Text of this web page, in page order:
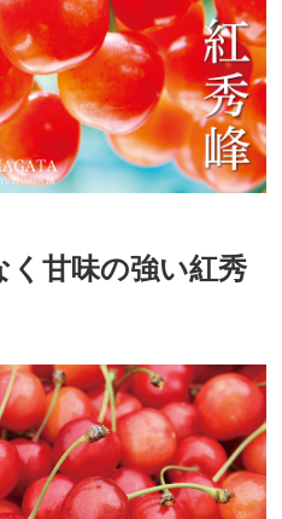
く甘味の強い紅秀